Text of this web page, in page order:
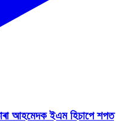
আহমেদক ইএম হিচাপে শপত